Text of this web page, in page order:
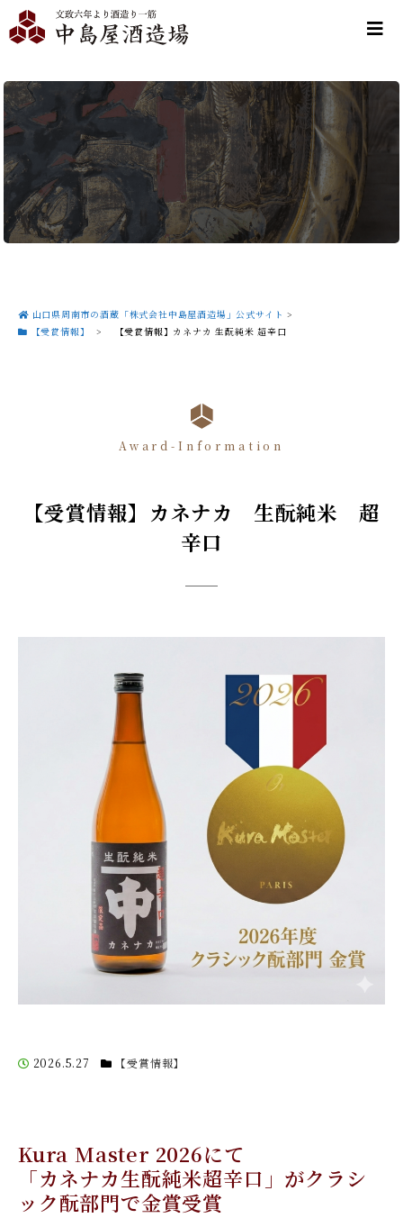
山口県周南市の酒蔵「株式会社中島屋酒造場」公式サイト >
【受賞情報】
> 【受賞情報】カネナカ 生酛純米 超辛口
Award-Information
【受賞情報】カネナカ 生酛純米 超
辛口
2026.5.27 【受賞情報】
Kura Master 2026にて
「カネナカ生酛純米超辛口」がクラシ
ック酛部門で金賞受賞